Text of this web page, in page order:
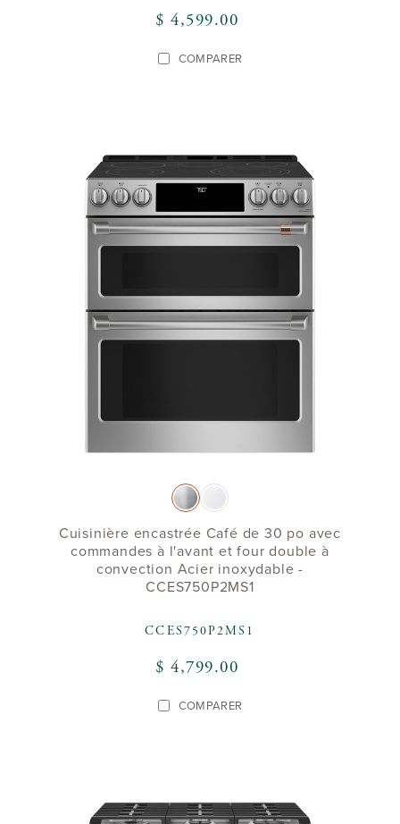
$ 4,599.00
COMPARER
Cuisinière encastrée Café de 30 po avec
commandes à l'avant et four double à
convection Acier inoxydable -
CCES750P2MS1
CCES750P2MS1
$ 4,799.00
COMPARER